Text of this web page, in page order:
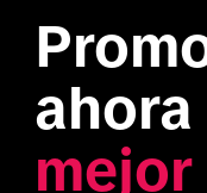
mejor